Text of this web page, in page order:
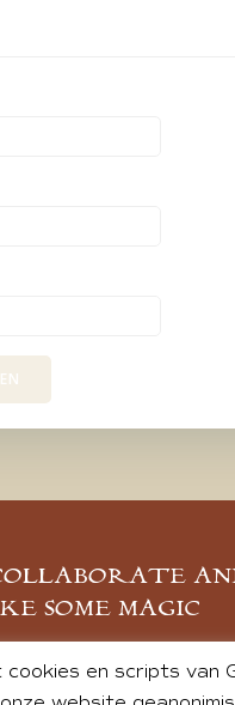
SOME MAGIC
MELD JE AANen scripts van